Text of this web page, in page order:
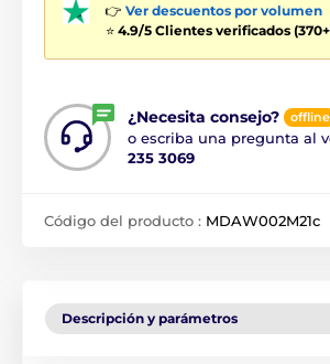
👉 Ver descuentos por volumen
⭐ 4.9/5 Clientes verificados (370+
¿Necesita consejo? offline
o escriba una pregunta al
235 3069
Código del producto : MDAW002M21c
Descripción y parámetros